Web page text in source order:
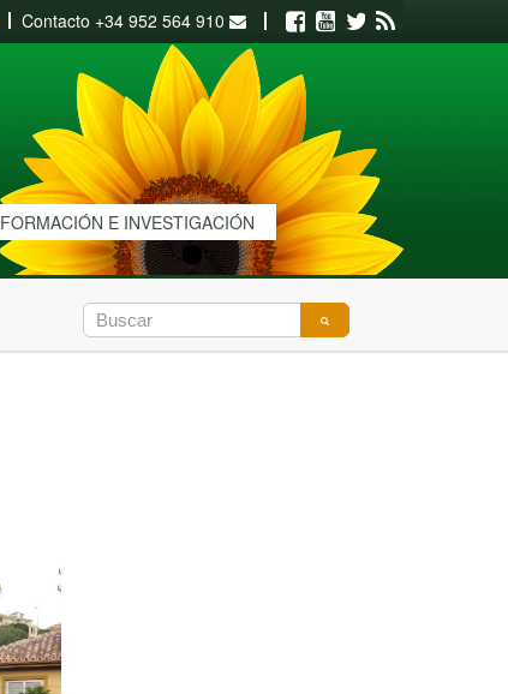
Contacto +34 952 564 910 Facebook
Youtube
Twitter
FORMACIÓN E INVESTIGACIÓN